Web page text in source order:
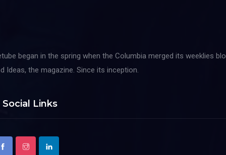
began in the spring when the Columbia merged its weeklies
Ideas, the magazine. Since its inception.
Social Links